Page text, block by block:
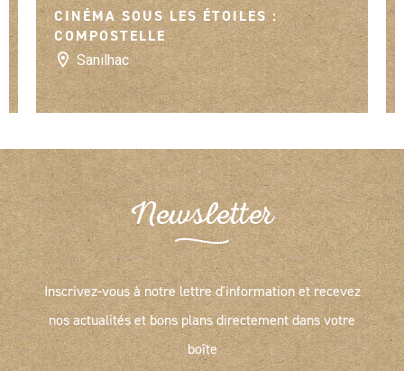
CINÉMA SOUS LES ÉTOILES :
COMPOSTELLE
Sanilhac
Newsletter
Inscrivez-vous à notre lettre d'information et recevez
nos actualités et bons plans directement dans votre
boîte